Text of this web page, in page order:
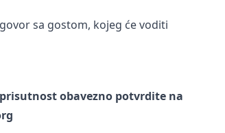
sa gostom, kojeg će voditi
obavezno potvrdite na